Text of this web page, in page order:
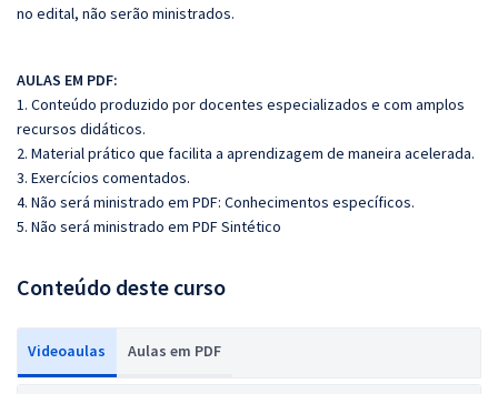
no edital, não serão ministrados.
AULAS EM PDF:
1. Conteúdo produzido por docentes especializados e com amplos
recursos didáticos.
2. Material prático que facilita a aprendizagem de maneira acelerada.
3. Exercícios comentados.
4. Não será ministrado em PDF: Conhecimentos específicos.
5. Não será ministrado em PDF Sintético
Conteúdo deste curso
Videoaulas Aulas em PDF